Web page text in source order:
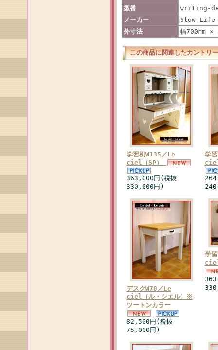
型番
writing-
メーカー
Slow Life
外寸法
幅700mm ×
この商品に関連したカントリ
学習机W135／Le
ciel（SP）
363,000円(税抜
330,000円)
学
デスクW70／Le
ciel（ル・シエル）※
ツートンカラー
82,500円(税抜
75,000円)
学
ciel